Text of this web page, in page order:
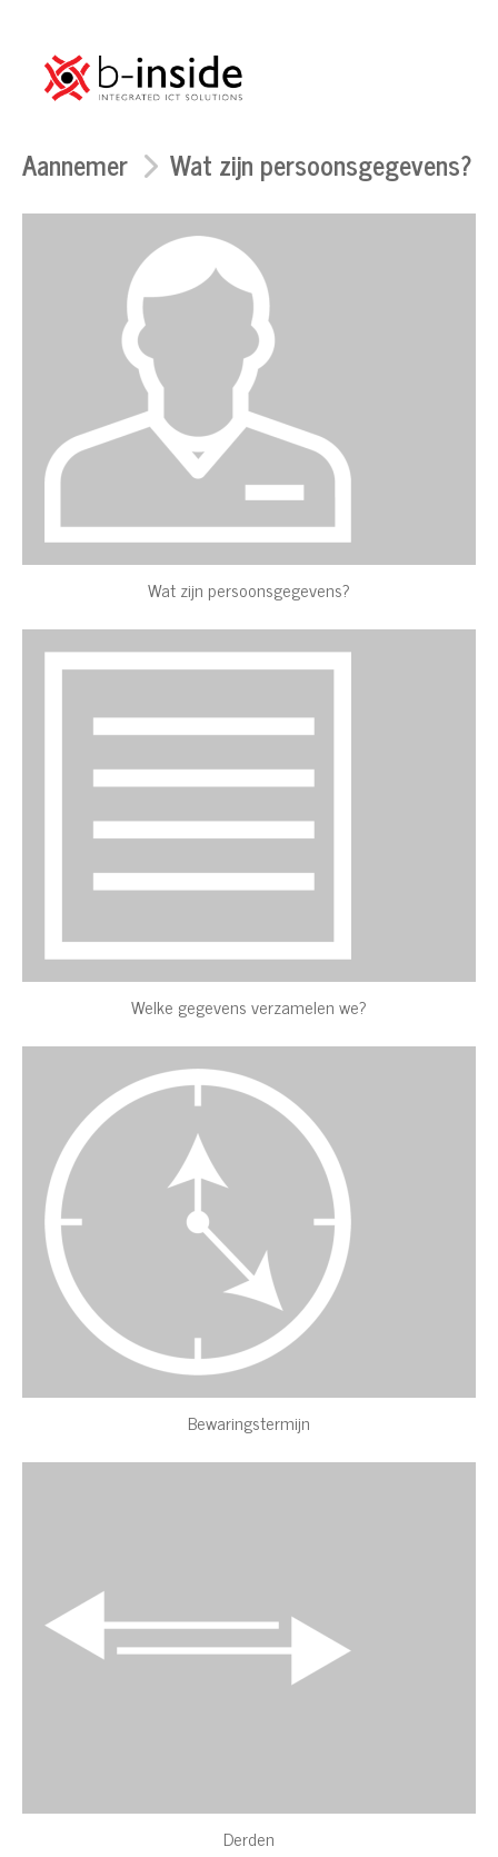
Aannemer Wat zijn persoonsgegevens?
Wat zijn persoonsgegevens?
Welke gegevens verzamelen we?
Bewaringstermijn
Derden